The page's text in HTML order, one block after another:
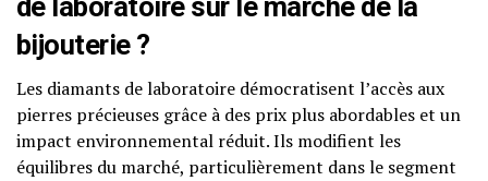
de laboratoire sur le marché de la
bijouterie ?
Les diamants de laboratoire démocratisent l’accès aux
pierres précieuses grâce à des prix plus abordables et un
impact environnemental réduit. Ils modifient les
équilibres du marché, particulièrement dans le segment